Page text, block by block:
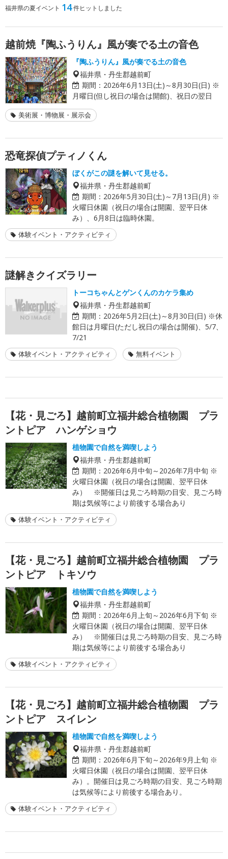
福井県の夏イベント 14件ヒットしました
越前焼『陶ふうりん』風が奏でる土の音色
『陶ふうりん』風が奏でる土の音色
福井県・丹生郡越前町
期間： 2026年6月13日(土)～8月30日(日) ※
月曜日(但し祝日の場合は開館)、祝日の翌日
美術展・博物展・展示会
恐竜探偵プティノくん
ぼくがこの謎を解いて見せる。
福井県・丹生郡越前町
期間： 2026年5月30日(土)～7月13日(月) ※
火曜日休園（祝日の場合は開園、翌平日休
み）、6月8日は臨時休園。
体験イベント・アクティビティ
謎解きクイズラリー
トーコちゃんとゲンくんのカケラ集め
福井県・丹生郡越前町
期間： 2026年5月2日(土)～8月30日(日) ※休
館日は月曜日(ただし祝日の場合は開催)、5/7、
7/21
体験イベント・アクティビティ 無料イベント
【花・見ごろ】越前町立福井総合植物園 プラ
ントピア ハンゲショウ
植物園で自然を満喫しよう
福井県・丹生郡越前町
期間： 2026年6月中旬～2026年7月中旬 ※
火曜日休園（祝日の場合は開園、翌平日休
み） ※開催日は見ごろ時期の目安、見ごろ時
期は気候等により前後する場合あり
体験イベント・アクティビティ
【花・見ごろ】越前町立福井総合植物園 プラ
ントピア トキソウ
植物園で自然を満喫しよう
福井県・丹生郡越前町
期間： 2026年6月上旬～2026年6月下旬 ※
火曜日休園（祝日の場合は開園、翌平日休
み） ※開催日は見ごろ時期の目安、見ごろ時
期は気候等により前後する場合あり
体験イベント・アクティビティ
【花・見ごろ】越前町立福井総合植物園 プラ
ントピア スイレン
植物園で自然を満喫しよう
福井県・丹生郡越前町
期間： 2026年6月下旬～2026年9月上旬 ※
火曜日休園（祝日の場合は開園、翌平日休
み）。開催日は見ごろ時期の目安、見ごろ時期
は気候等により前後する場合あり。
体験イベント・アクティビティ